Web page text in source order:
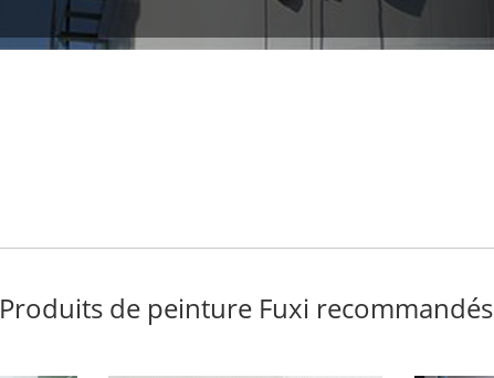
Produits de peinture Fuxi recommandés